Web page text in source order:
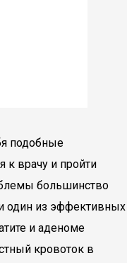
подобные
к врачу и пройти
большинство
один из эффективных
и аденоме
кровоток в